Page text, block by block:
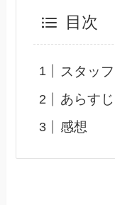
目次
スタッ
あらすじ
感想